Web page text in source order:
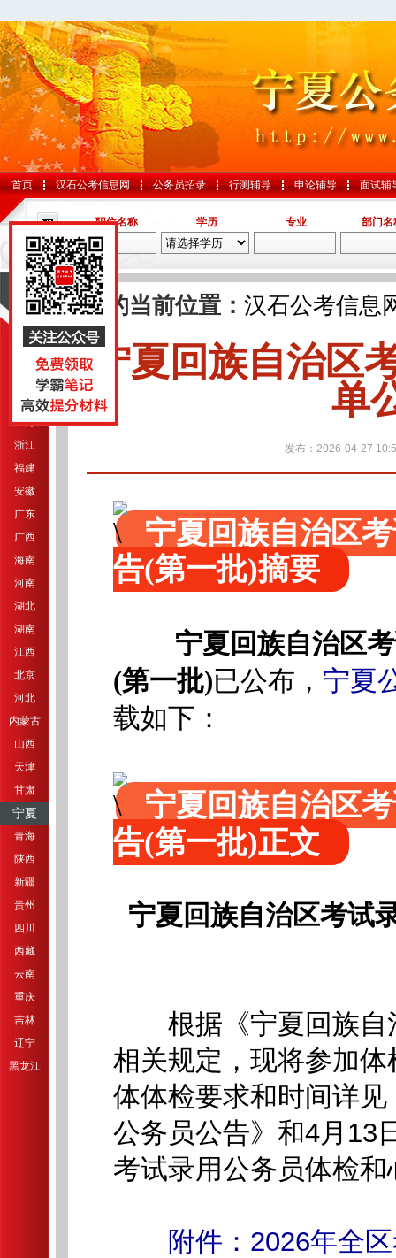
首页 汉石公考信息网 公务员招录 行测辅导 申论辅导 面试辅
职位名称 学历 专业 部门名
导航
江苏
上海
浙江
福建
安徽
广东
广西
海南
河南
湖北
湖南
江西
北京
河北
内蒙古
山西
天津
甘肃
宁夏
青海
陕西
新疆
贵州
四川
西藏
云南
重庆
吉林
辽宁
黑龙江
您的当前位置： 汉石公考信息
宁夏回族自治区
单
发布：2026-04-27
宁夏回族自治区
告(第一批)摘要
宁夏回族自治区
(第一批)已公布， 宁夏
载如下：
宁夏回族自治区
告(第一批)正文
宁夏回族自治区考试
根据《宁夏回族自
相关规定，现将参加
体体检要求和时间详
公务员公告》和4月13
考试录用公务员体检
附件：2026年全